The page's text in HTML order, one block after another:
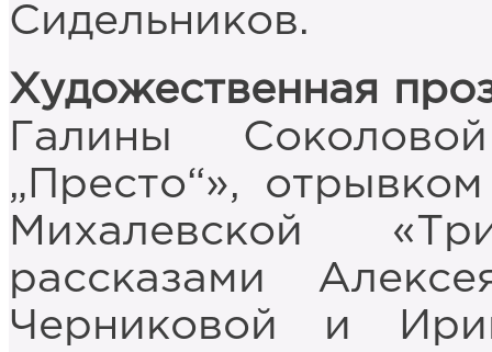
Сидельников.
Художественная
Галины
„Престо“»,
Михалевской
рассказами
Черниковой и